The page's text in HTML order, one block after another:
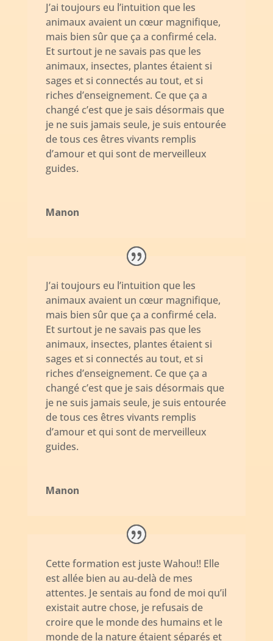
J’ai toujours eu l’intuition que les
animaux avaient un cœur magnifique,
mais bien sûr que ça a confirmé cela.
Et surtout je ne savais pas que les
animaux, insectes, plantes étaient si
sages et si connectés au tout, et si
riches d’enseignement. Ce que ça a
changé c’est que je sais désormais que
je ne suis jamais seule, je suis entourée
de tous ces êtres vivants remplis
d’amour et qui sont de merveilleux
guides.
Manon
J’ai toujours eu l’intuition que les
animaux avaient un cœur magnifique,
mais bien sûr que ça a confirmé cela.
Et surtout je ne savais pas que les
animaux, insectes, plantes étaient si
sages et si connectés au tout, et si
riches d’enseignement. Ce que ça a
changé c’est que je sais désormais que
je ne suis jamais seule, je suis entourée
de tous ces êtres vivants remplis
d’amour et qui sont de merveilleux
guides.
Manon
Cette formation est juste Wahou!! Elle
est allée bien au au-delà de mes
attentes. Je sentais au fond de moi qu’il
existait autre chose, je refusais de
croire que le monde des humains et le
monde de la nature étaient séparés et